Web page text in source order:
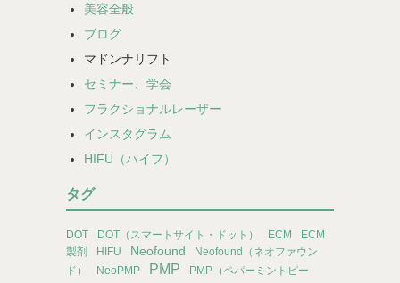
美容全般
ブログ
マドンナリフト
セミナー、学会
フラクショナルレーザー
インスタグラム
HIFU（ハイフ）
タグ
DOT DOT（スマートサイト・ドット） ECM
ECM
製剤
HIFU Neofound
Neofound（ネオファウン
ド）
NeoPMP PMP
PMP（ペパーミントピー